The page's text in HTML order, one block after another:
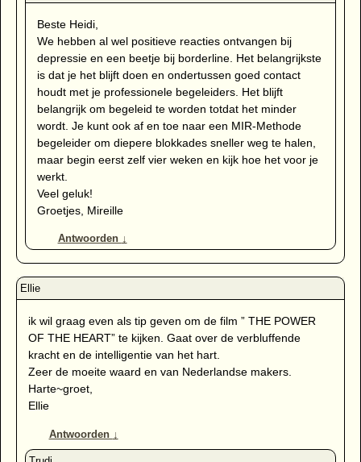
Beste Heidi,
We hebben al wel positieve reacties ontvangen bij
depressie en een beetje bij borderline. Het belangrijkste
is dat je het blijft doen en ondertussen goed contact
houdt met je professionele begeleiders. Het blijft
belangrijk om begeleid te worden totdat het minder
wordt. Je kunt ook af en toe naar een MIR-Methode
begeleider om diepere blokkades sneller weg te halen,
maar begin eerst zelf vier weken en kijk hoe het voor je
werkt.
Veel geluk!
Groetjes, Mireille
Antwoorden ↓
ik wil graag even als tip geven om de film ” THE POWER
OF THE HEART” te kijken. Gaat over de verbluffende
kracht en de intelligentie van het hart.
Zeer de moeite waard en van Nederlandse makers.
Harte~groet,
Ellie
Antwoorden ↓